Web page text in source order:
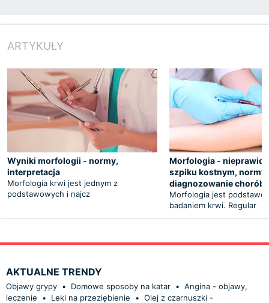
ARTYKUŁY
Wyniki morfologii - normy,
interpretacja
Morfologia krwi jest jednym z
podstawowych i najcz
Morfologia -
szpiku kostnym, normy,
diagnozowanie chorób
Morfologia jest
badaniem krwi. Regular
AKTUALNE TRENDY
Objawy grypy • Domowe sposoby na katar • Angina - objawy,
leczenie
• Leki na przeziębienie • Olej z czarnuszki -